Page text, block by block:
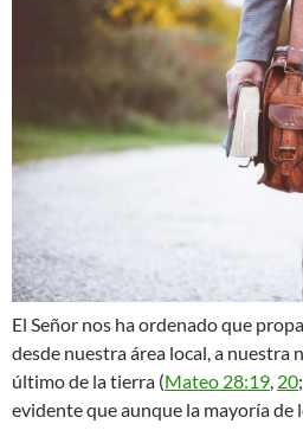
El Señor nos ha ordenado que
desde nuestra área local, a nuestra
último de la tierra (Mateo 28:19, 20;
evidente que aunque la mayoría de